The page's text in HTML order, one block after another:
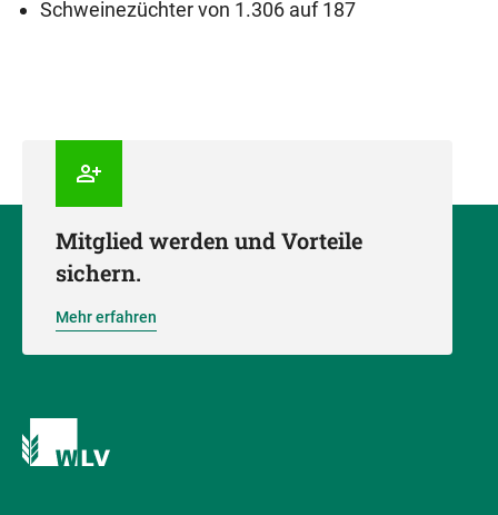
Schweinezüchter von 1.306 auf 187
Mitglied werden und Vorteile
sichern.
Mehr erfahren